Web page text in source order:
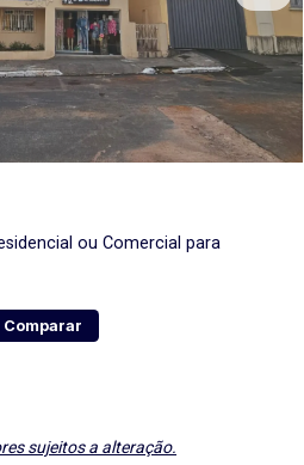
ou Comercial para
Comparar
sujeitos a alteração.